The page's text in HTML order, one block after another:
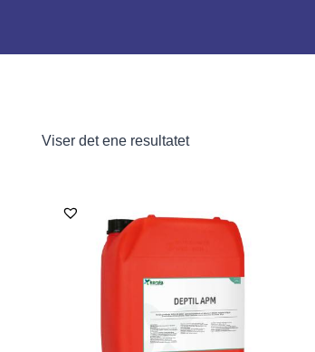
Viser det ene resultatet